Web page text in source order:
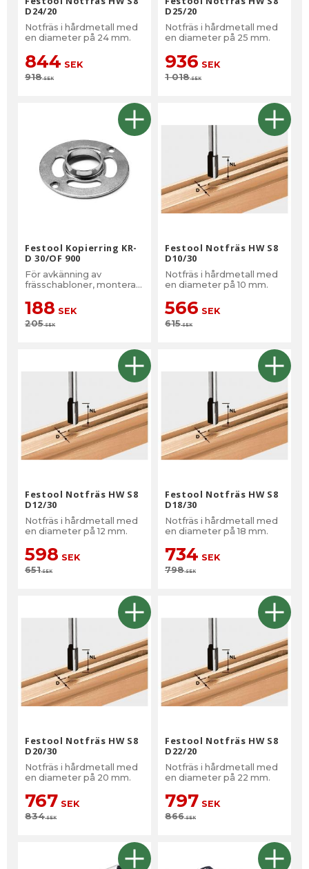
D24/20
Notfräs i hårdmetall med
en diameter på 24 mm.
844 SEK
918SEK
D25/20
Notfräs i hårdmetall med
en diameter på 25 mm.
936 SEK
1 018SEK
Festool Kopierring KR-
D 30/OF 900
För avkänning av
frässchabloner, monteras
verktyg
188 SEK
205SEK
Festool Notfräs HW S8
D10/30
Notfräs i hårdmetall med
en diameter på 10 mm.
566 SEK
615SEK
Festool Notfräs HW S8
D12/30
Notfräs i hårdmetall med
en diameter på 12 mm.
598 SEK
651SEK
Festool Notfräs HW S8
D18/30
Notfräs i hårdmetall med
en diameter på 18 mm.
734 SEK
798SEK
Festool Notfräs HW S8
D20/30
Notfräs i hårdmetall med
en diameter på 20 mm.
767 SEK
834SEK
Festool Notfräs HW S8
D22/20
Notfräs i hårdmetall med
en diameter på 22 mm.
797 SEK
866SEK